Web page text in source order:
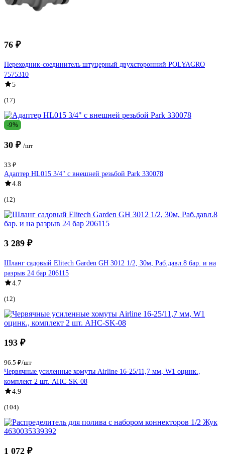
76 ₽
Переходник-соединитель штуцерный двухсторонний POLYAGRO
7575310
5
(17)
-9%
30 ₽ /шт
33 ₽
Адаптер HL015 3/4" с внешней резьбой Park 330078
4.8
(12)
3 289 ₽
Шланг садовый Elitech Garden GH 3012 1/2, 30м, Раб.давл.8 бар. и на
разрыв 24 бар 206115
4.7
(12)
193 ₽
96.5 ₽/шт
Червячные усиленные хомуты Airline 16-25/11,7 мм, W1 оцинк.,
комплект 2 шт. AHC-SK-08
4.9
(104)
1 072 ₽